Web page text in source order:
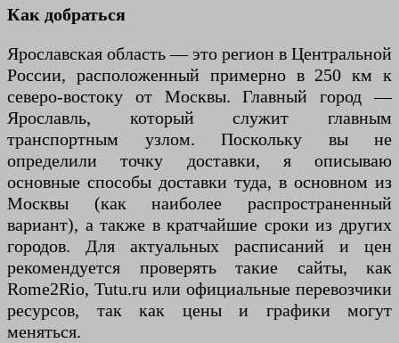
Как добраться
Ярославская область — это регион в Центральной
России, расположенный примерно в 250 км к
северо-востоку от Москвы. Главный город —
Ярославль, который служит главным
транспортным узлом. Поскольку вы не
определили точку доставки, я описываю
основные способы доставки туда, в основном из
Москвы (как наиболее распространенный
вариант), а также в кратчайшие сроки из других
городов. Для актуальных расписаний и цен
рекомендуется проверять такие сайты, как
Rome2Rio, Tutu.ru или официальные перевозчики
ресурсов, так как цены и графики могут
меняться.